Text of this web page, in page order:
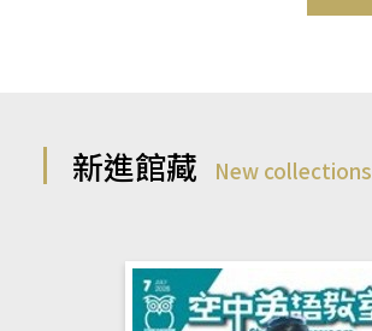
新進館藏 New collections